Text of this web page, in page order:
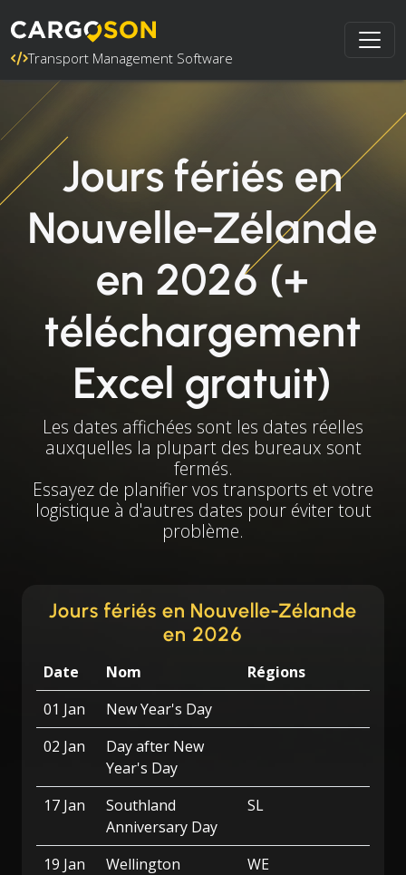
Transport Management Software
Jours fériés en
Nouvelle-Zélande
en 2026 (+
téléchargement
Excel gratuit)
Les dates affichées sont les dates réelles
auxquelles la plupart des bureaux sont
fermés.
Essayez de planifier vos transports et votre
logistique à d'autres dates pour éviter tout
problème.
Jours fériés en Nouvelle-Zélande
en 2026
Date Nom
Régions
01 Jan
New Year's Day
02 Jan
Day after New
Year's Day
17 Jan
Southland
Anniversary Day
SL
19 Jan
Wellington
WE